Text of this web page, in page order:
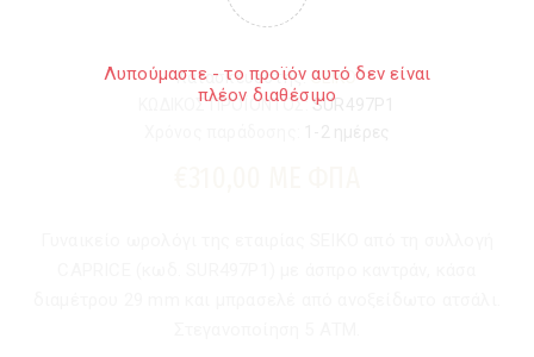
Λυπούμαστε - το προϊόν αυτό δεν είναι
πλέον διαθέσιμο
Κατασκευαστής: SEIKO
ΚΩΔΙΚΟΣ ΠΡΟΪΟΝΤΟΣ: SUR497P1